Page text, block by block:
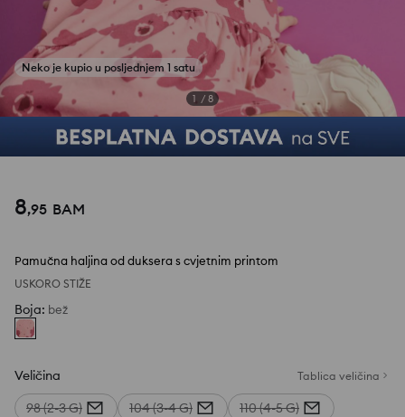
1 / 8
8,95 BAM
Pamučna haljina od duksera s cvjetnim printom
USKORO STIŽE
Boja: bež
Veličina Tablica veličina
98 (2-3 G) 104 (3-4 G)
110 (4-5 G)